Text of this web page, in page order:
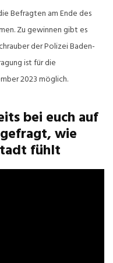
Befragten am Ende des
Zu gewinnen gibt es
der Polizei Baden-
ist für die
2023 möglich.
bei euch auf
wie
fühlt